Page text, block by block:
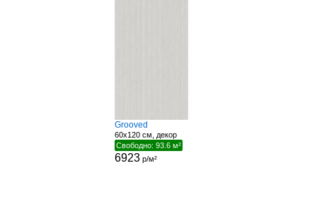
Grooved
60x120 см, декор
Свободно: 93.6 м²
6923 р/м²